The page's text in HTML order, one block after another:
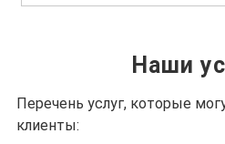
Наши
Перечень услуг, которые
клиенты: